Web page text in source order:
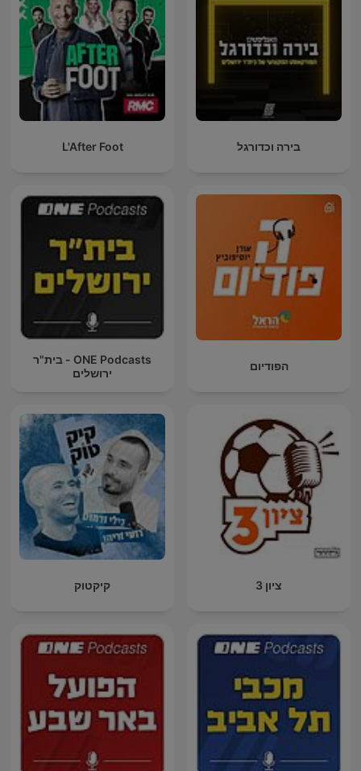
בירה וכדורגל L'After Foot
הפודיום
ONE Podcasts - בית"ר
ירושלים
ציון 3 קיקטוק